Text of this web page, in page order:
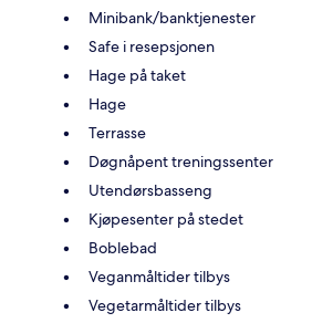
Minibank/banktjenester
Safe i resepsjonen
Hage på taket
Hage
Terrasse
Døgnåpent treningssenter
Utendørsbasseng
Kjøpesenter på stedet
Boblebad
Veganmåltider tilbys
Vegetarmåltider tilbys